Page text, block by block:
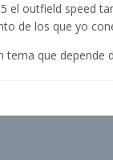
el outfield speed
de los que yo
que depende